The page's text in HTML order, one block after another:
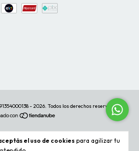
el uso de cookiespara agilizar tu
- 2026. Todos los derechos reservados.